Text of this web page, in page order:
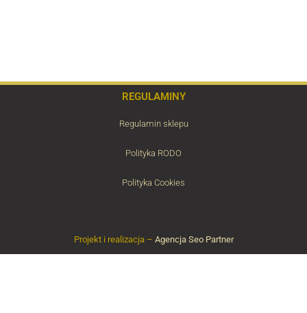
REGULAMINY
Regulamin sklepu
Polityka RODO
Polityka Cookies
Projekt i realizacja – Agencja Seo Partner